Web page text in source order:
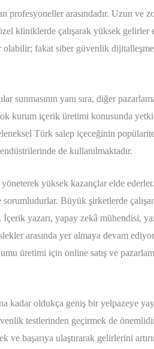
profesyoneller arasındadır. Uzun ve
kliniklerde çalışarak yüksek
fakat siber güvenlik
sunmasının yanı sıra, diğer
kurum içerik üretimi konusunda
Türk salep içeceğinin
de kullanılmaktadır.
yüksek kazançlar elde
Büyük şirketlerde
yazarı, yapay zekâ mühendisi,
arasında yer almaya devam
üretimi için online satış ve
kadar oldukça geniş bir yelpazeye
testlerinden geçirmek de
ve başarıya ulaştırarak gelirlerini